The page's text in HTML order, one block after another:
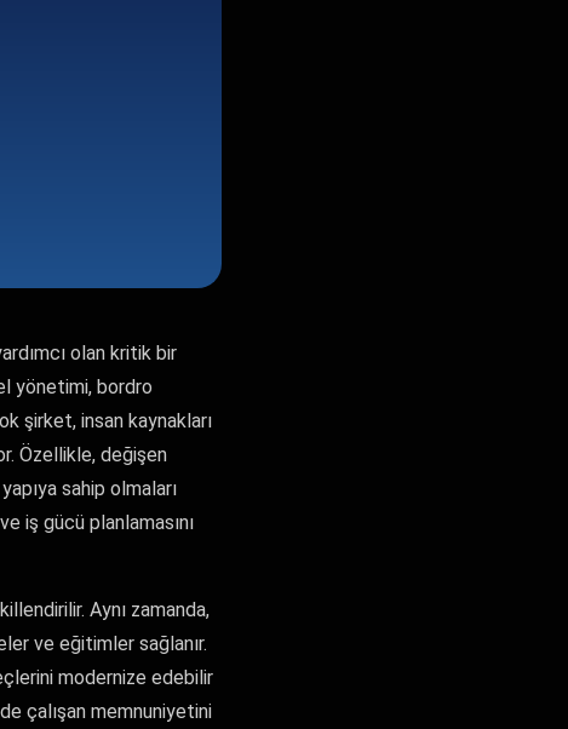
olan kritik bir
yönetimi, bordro
şirket, insan kaynakları
Özellikle, değişen
sahip olmaları
iş gücü planlamasını
Aynı zamanda,
ve eğitimler sağlanır.
modernize edebilir
çalışan memnuniyetini